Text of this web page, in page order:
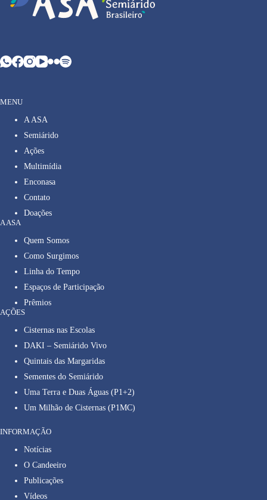
MENU
A ASA
Semiárido
Ações
Multimídia
Enconasa
Contato
Doações
A ASA
Quem Somos
Como Surgimos
Linha do Tempo
Espaços de Participação
Prêmios
AÇÕES
Cisternas nas Escolas
DAKI – Semiárido Vivo
Quintais das Margaridas
Sementes do Semiárido
Uma Terra e Duas Águas (P1+2)
Um Milhão de Cisternas (P1MC)
INFORMAÇÃO
Notícias
O Candeeiro
Publicações
Vídeos